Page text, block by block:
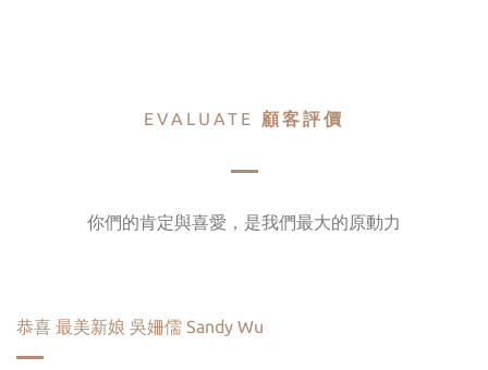
EVALUATE 顧客評價
你們的肯定與喜愛，是我們最大的原動力
恭喜 最美新娘 吳姍儒 Sandy Wu